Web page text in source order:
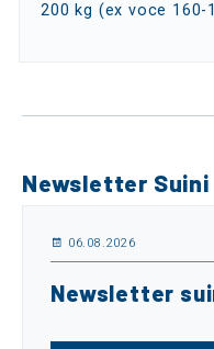
200 kg (ex voce
Newsletter Suini
06.08.2026
Newsletter